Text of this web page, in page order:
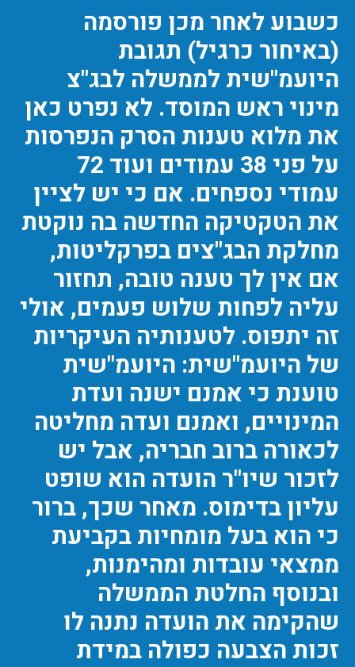
כשבוע לאחר מכן פורסמה
(באיחור כרגיל) תגובת
היועמ"שית לממשלה לבג"צ
מינוי ראש המוסד. לא נפרט כאן
את מלוא טענות הסרק הנפרסות
על פני 38 עמודים ועוד 72
עמודי נספחים. אם כי יש לציין
את הטקטיקה החדשה בה נוקטת
מחלקת הבג"צים בפרקליטות,
אם אין לך טענה טובה, תחזור
עליה לפחות שלוש פעמים, אולי
זה יתפוס. לטענותיה העיקריות
של היועמ"שית: היועמ"שית
טוענת כי אמנם ישנה ועדת
המינויים, ואמנם ועדה מחליטה
לכאורה ברוב חבריה, אבל יש
לזכור שיו"ר הועדה הוא שופט
עליון בדימוס. מאחר שכך, ברור
כי הוא בעל מומחיות בקביעת
ממצאי עובדות ומהימנות,
ובנוסף החלטת הממשלה
שהקימה את הועדה נתנה לו
זכות הצבעה כפולה במידת